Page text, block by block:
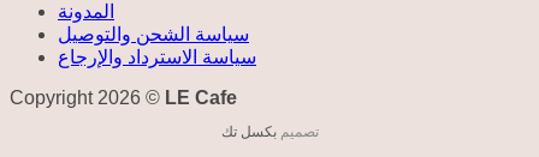
المدونة
سياسة الشحن والتوصيل
سياسة الاسترداد والإرجاع
Copyright 2026 © LE Cafe
تصميمبكسل تك